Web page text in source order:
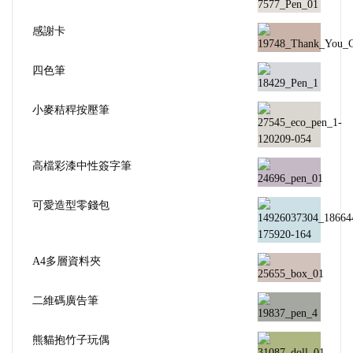
感謝卡
四色筆
小麥秸稈按壓筆
高檔彩漆中性簽字筆
可愛造型零錢包
A4多層資料夾
二維碼廣告筆
熊貓抱竹子玩偶